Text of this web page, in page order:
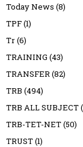
Today News (8)
TPF(1)
Tr(6)
TRAINING (43)
TRANSFER(82)
TRB (494)
TRB ALL SUBJECT
TRB-TET-NET(50)
TRUST(1)